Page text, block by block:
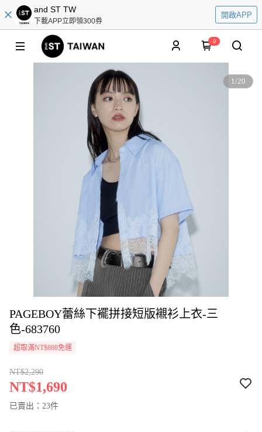
and ST TW
下載APP立即領300券
開啟APP
0
1/20
PAGEBOY蕾絲下襬拼接短版襯衫上衣-三
色-683760
超取滿NT$888免運
NT$2,290
NT$1,690
已賣出：23件